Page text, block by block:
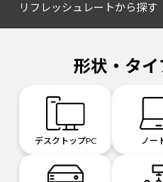
リフレッシュレートから探す
形状・タ
デスクトップPC ノー